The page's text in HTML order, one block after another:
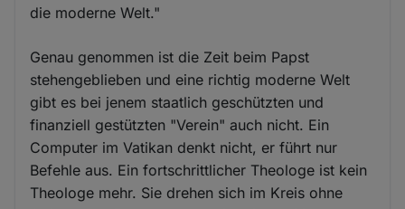
die moderne Welt."
Genau genommen ist die Zeit beim Papst
stehengeblieben und eine richtig moderne Welt
gibt es bei jenem staatlich geschützten und
finanziell gestützten "Verein" auch nicht. Ein
Computer im Vatikan denkt nicht, er führt nur
Befehle aus. Ein fortschrittlicher Theologe ist kein
Theologe mehr. Sie drehen sich im Kreis ohne